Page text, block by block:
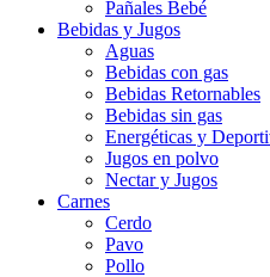
Pañales Bebé
Bebidas y Jugos
Aguas
Bebidas con gas
Bebidas Retornables
Bebidas sin gas
Energéticas y
Jugos en polvo
Nectar y Jugos
Carnes
Cerdo
Pavo
Pollo